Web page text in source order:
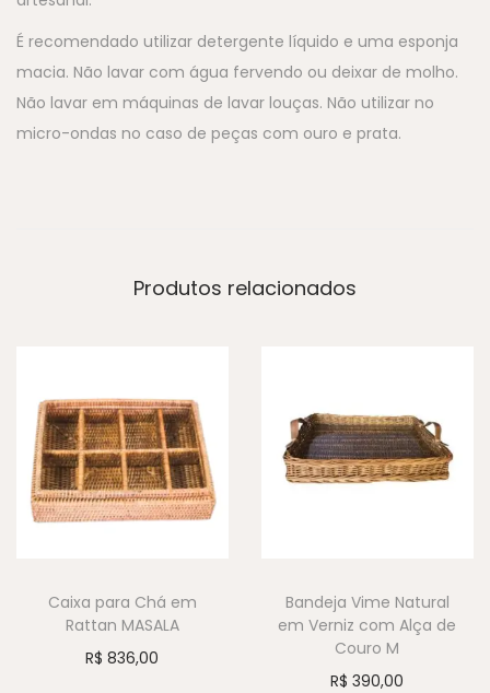
É recomendado utilizar detergente líquido e uma esponja
macia. Não lavar com água fervendo ou deixar de molho.
Não lavar em máquinas de lavar louças. Não utilizar no
micro-ondas no caso de peças com ouro e prata.
Produtos relacionados
Caixa para Chá em
Rattan MASALA
R$ 836,00
Bandeja Vime Natural
em Verniz com Alça de
Couro M
R$ 390,00